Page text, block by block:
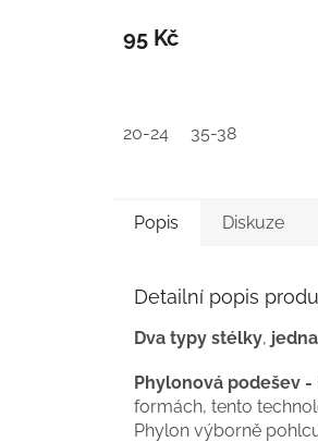
95 Kč
20-24 35-38
Popis Diskuze
Detailní popis
Dva typy stélky,
Phylonová podešev -
formách, tento
Phylon výborně